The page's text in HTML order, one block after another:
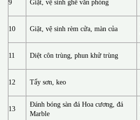
9 Giặt, vệ sinh ghế văn phòng
10 Giặt, vệ sinh rèm cửa, màn của
11 Diệt côn trùng, phun khử trùng
12 Tẩy sơn, keo
13
Đánh bóng sàn đá Hoa cương, đá
Marble